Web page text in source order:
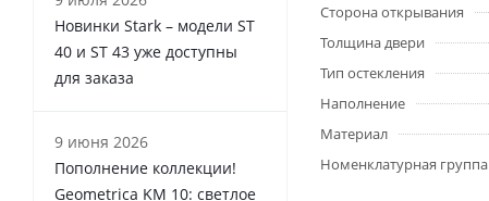
Сторона открывания
Толщина двери
Тип остекления
Наполнение
Материал
Номенклатурная группа
Новинки Stark – модели ST
40 и ST 43 уже доступны
для заказа
9 июня 2026
Пополнение коллекции!
Geometrica KM 10: светлое